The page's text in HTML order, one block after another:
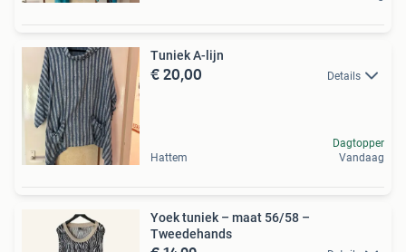
Tuniek A-lijn
€ 20,00 Details
Hattem
Dagtopper
Vandaag
Yoek tuniek – maat 56/58 –
Tweedehands